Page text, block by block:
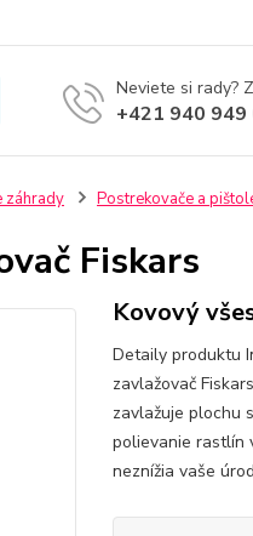
Neviete si rady?
+421 940 949
záhrady Postrekovače a
Fiskars
Kovový
Detaily produktu
zavlažovač
zavlažuje plochu
polievanie rastlín
neznížia vaše